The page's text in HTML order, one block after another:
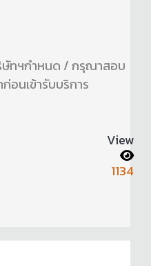
ษัทฯกำหนด / กรุณาสอบ
อนเข้ารับบริการ
View
1134